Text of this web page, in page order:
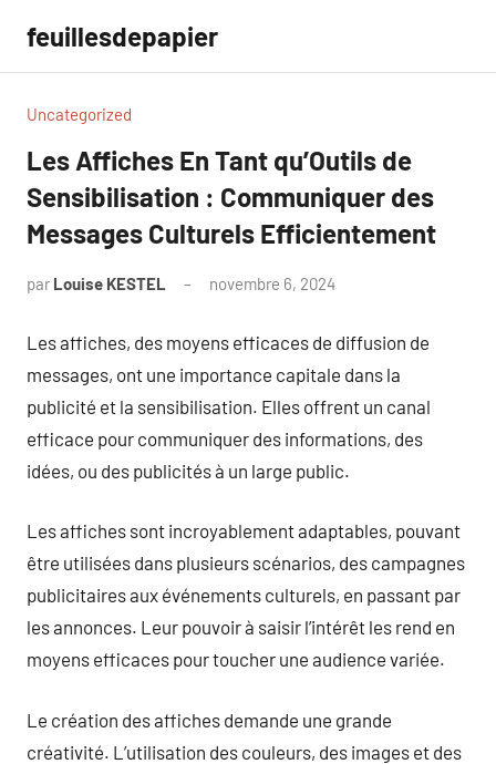
contenu
feuillesdepapier
Uncategorized
Les Affiches En Tant qu’Outils de
Sensibilisation : Communiquer des
Messages Culturels Efficientement
par Louise KESTEL novembre 6, 2024
Les affiches, des moyens efficaces de diffusion de
messages, ont une importance capitale dans la
publicité et la sensibilisation. Elles offrent un canal
efficace pour communiquer des informations, des
idées, ou des publicités à un large public.
Les affiches sont incroyablement adaptables, pouvant
être utilisées dans plusieurs scénarios, des campagnes
publicitaires aux événements culturels, en passant par
les annonces. Leur pouvoir à saisir l’intérêt les rend en
moyens efficaces pour toucher une audience variée.
Le création des affiches demande une grande
créativité. L’utilisation des couleurs, des images et des